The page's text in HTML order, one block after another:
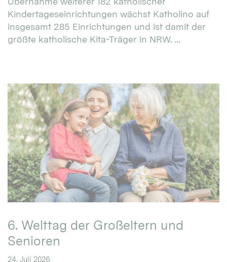
Kindertageseinrichtungen wächst Katholino auf
insgesamt 285 Einrichtungen und ist damit der
größte katholische Kita-Träger in NRW. ...
6. Welttag der Großeltern und
Senioren
24. Juli 2026